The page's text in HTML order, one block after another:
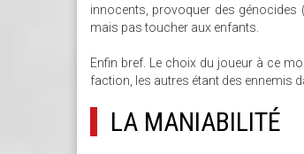
innocents, provoquer des génocides
mais pas toucher aux enfants.
Enfin bref. Le choix du joueur à ce
faction, les autres étant des ennemis
LA MANIABILITÉ